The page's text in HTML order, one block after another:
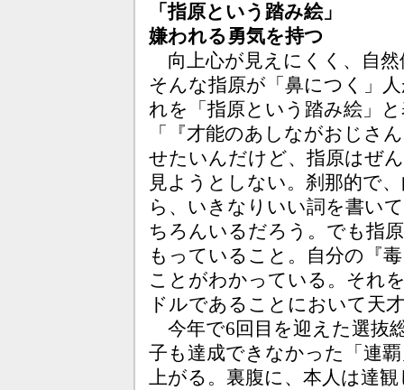
「指原という踏み絵」
嫌われる勇気を持つ
向上心が見えにくく、自
そんな指原が「鼻につく」
れを「指原という踏み絵」
「『才能のあしながおじさ
せたいんだけど、指原はぜ
見ようとしない。刹那的で
ら、いきなりいい詞を書い
ちろんいるだろう。でも指
もっていること。自分の『
ことがわかっている。それ
ドルであることにおいて天
今年で6回目を迎えた選抜
子も達成できなかった「連
上がる。裏腹に、本人は達